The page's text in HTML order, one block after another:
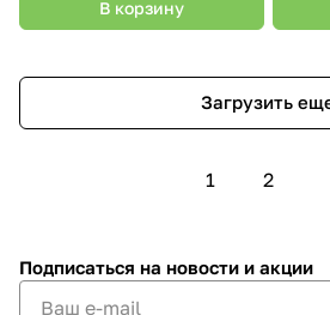
В корзину
Загрузить
1 2
Подписаться на новости и акции